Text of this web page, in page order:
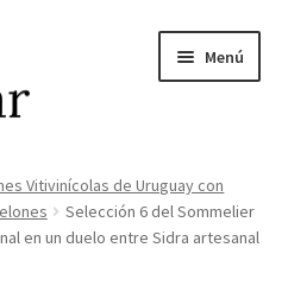
Menú
el
Vitivinícolas de Uruguay con
Selección 6 del Sommelier
en un duelo entre Sidra artesanal